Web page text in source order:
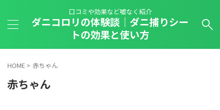
口コミや効果など嘘なく紹介
ダニコロリの体験談｜ダニ捕りシー
トの効果と使い方
HOME > 赤ちゃん
赤ちゃん